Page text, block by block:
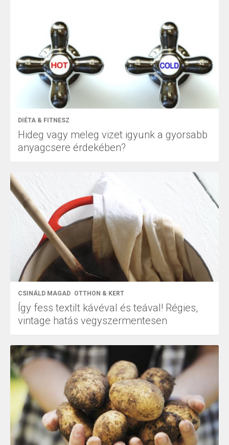
DIÉTA & FITNESZ
Hideg vagy meleg vizet igyunk a gyorsabb
anyagcsere érdekében?
CSINÁLD MAGAD OTTHON & KERT
Így fess textilt kávéval és teával! Régies,
vintage hatás vegyszermentesen